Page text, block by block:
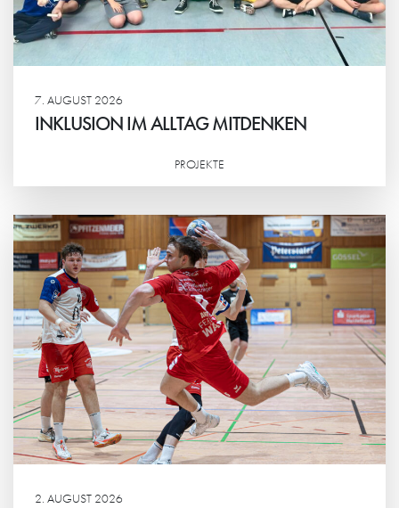
7. AUGUST 2026
INKLUSION IM ALLTAG MITDENKEN
PROJEKTE
2. AUGUST 2026